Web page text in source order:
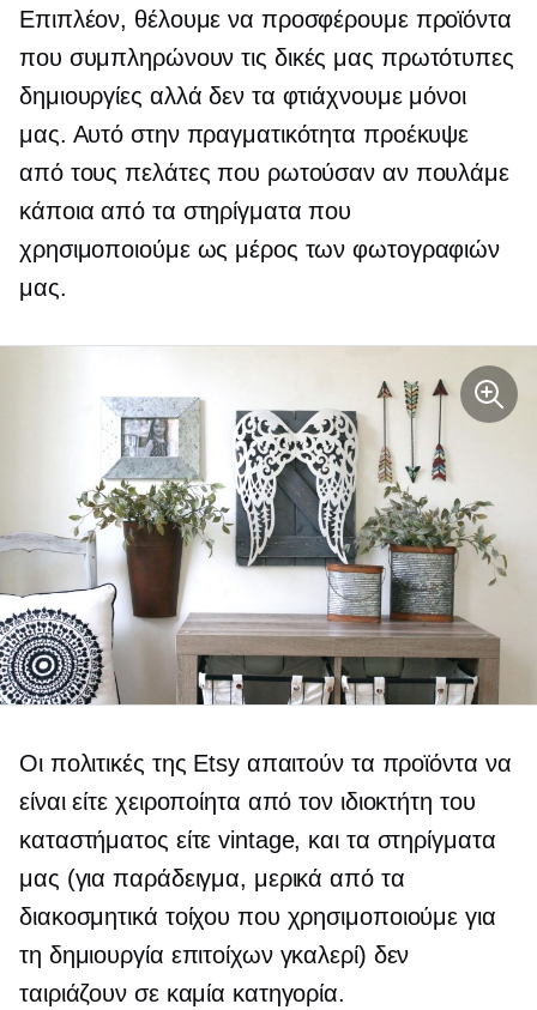
Επιπλέον, θέλουμε να προσφέρουμε προϊόντα
που συμπληρώνουν τις δικές μας πρωτότυπες
δημιουργίες αλλά δεν τα φτιάχνουμε μόνοι
μας. Αυτό στην πραγματικότητα προέκυψε
από τους πελάτες που ρωτούσαν αν πουλάμε
κάποια από τα στηρίγματα που
χρησιμοποιούμε ως μέρος των φωτογραφιών
μας.
Οι πολιτικές της Etsy απαιτούν τα προϊόντα να
είναι είτε χειροποίητα από τον ιδιοκτήτη του
καταστήματος είτε vintage, και τα στηρίγματα
μας (για παράδειγμα, μερικά από τα
διακοσμητικά τοίχου που χρησιμοποιούμε για
τη δημιουργία επιτοίχων γκαλερί) δεν
ταιριάζουν σε καμία κατηγορία.